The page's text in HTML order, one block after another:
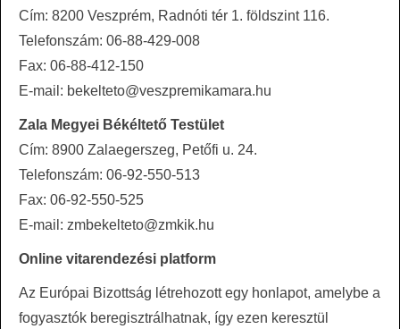
Cím: 8200 Veszprém, Radnóti tér 1. földszint 116.
Telefonszám: 06-88-429-008
Fax: 06-88-412-150
E-mail: bekelteto@veszpremikamara.hu
Zala Megyei Békéltető Testület
Cím: 8900 Zalaegerszeg, Petőfi u. 24.
Telefonszám: 06-92-550-513
Fax: 06-92-550-525
E-mail: zmbekelteto@zmkik.hu
Online vitarendezési platform
Az Európai Bizottság létrehozott egy honlapot, amelybe a
fogyasztók beregisztrálhatnak, így ezen keresztül